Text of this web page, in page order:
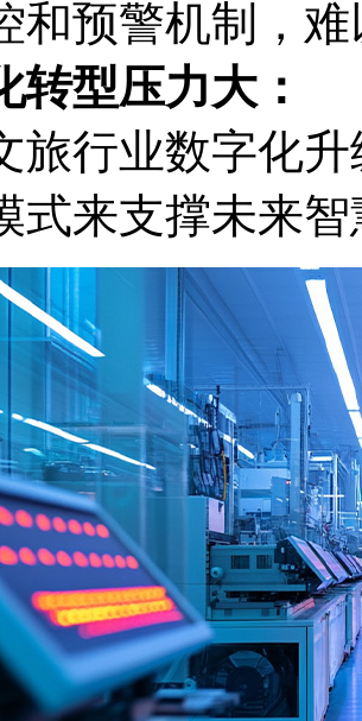
和预警机制，
型压力大：
旅行业数字化升
式来支撑未来